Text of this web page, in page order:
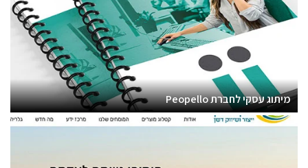
מיתוג עסקי לחברת Peopello